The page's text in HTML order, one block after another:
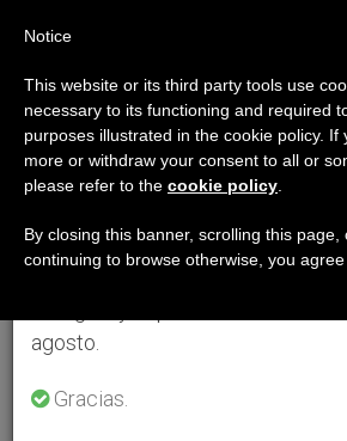
Aviso importante
Del 27 de julio al 7 de agosto
anual, aprovechando que en el
se generan menos informaciones
agosto.
Gracias.
Notice
This website or its third party tools use
necessary to its functioning and required
purposes illustrated in the cookie policy. If
more or withdraw your consent to all or
please refer to the cookie policy
By closing this banner, scrolling this page,
continuing to browse otherwise, you